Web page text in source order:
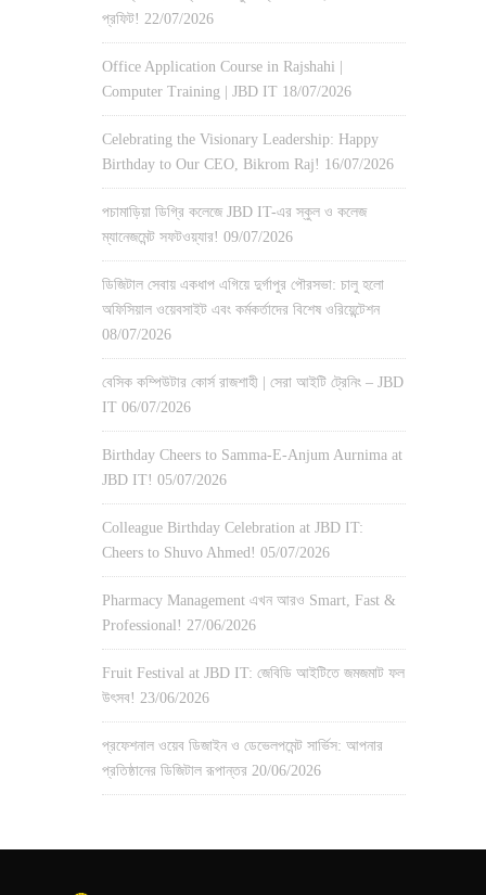
প্রফিট! 22/07/2026
Office Application Course in Rajshahi |
Computer Training | JBD IT 18/07/2026
Celebrating the Visionary Leadership: Happy
Birthday to Our CEO, Bikrom Raj! 16/07/2026
পচামাড়িয়া ডিগ্রি কলেজে JBD IT-এর স্কুল ও কলেজ
ম্যানেজমেন্ট সফটওয়্যার! 09/07/2026
ডিজিটাল সেবায় একধাপ এগিয়ে দুর্গাপুর পৌরসভা: চালু হলো
অফিসিয়াল ওয়েবসাইট এবং কর্মকর্তাদের বিশেষ ওরিয়েন্টেশন
08/07/2026
বেসিক কম্পিউটার কোর্স রাজশাহী | সেরা আইটি ট্রেনিং – JBD
IT 06/07/2026
Birthday Cheers to Samma-E-Anjum Aurnima at
JBD IT! 05/07/2026
Colleague Birthday Celebration at JBD IT:
Cheers to Shuvo Ahmed! 05/07/2026
Pharmacy Management এখন আরও Smart, Fast &
Professional! 27/06/2026
Fruit Festival at JBD IT: জেবিডি আইটিতে জমজমাট ফল
উৎসব! 23/06/2026
প্রফেশনাল ওয়েব ডিজাইন ও ডেভেলপমেন্ট সার্ভিস: আপনার
প্রতিষ্ঠানের ডিজিটাল রূপান্তর 20/06/2026